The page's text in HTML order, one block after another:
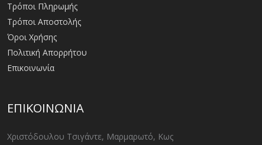
Τρόποι Πληρωμής
Τρόποι Αποστολής
Όροι Χρήσης
Πολιτική Απορρήτου
Επικοινωνία
ΕΠΙΚΟΙΝΩΝΙΑ
Χριστόδουλου Τσιγάντε, Μαρμαρωτό, Κως